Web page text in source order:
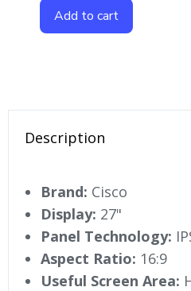
Add to cart
Description
Brand: Cisco
Display: 27"
Panel Technology:
Aspect Ratio: 16:9
Useful Screen Area: